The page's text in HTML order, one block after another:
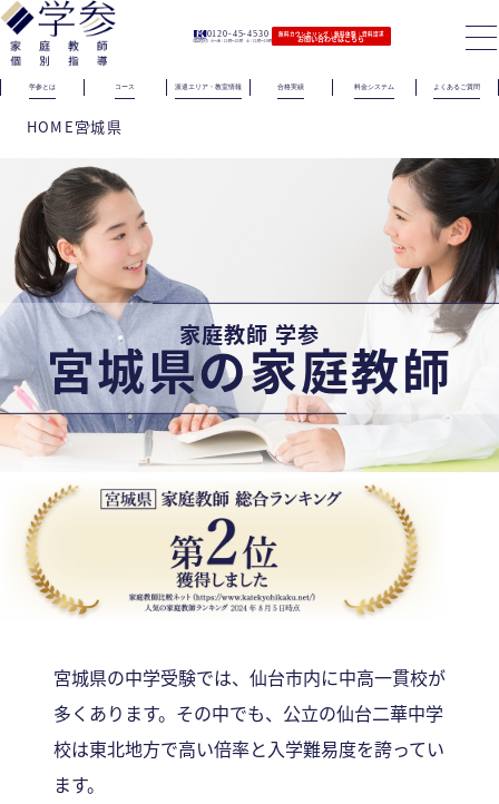
0120-45-4530
（電話受付）火〜金｜11時〜21時 土｜11時〜19時
無料カウンセリング｜無料体験｜資料請求
お問い合わせはこちら
学参とは コース 派遣エリア・教室情報 合格実績 料金システム よくあるご質問
HOME宮城県
家庭教師 学参
宮城県の家庭教師
宮城県の中学受験では、仙台市内に中高一貫校が
多くあります。その中でも、公立の仙台二華中学
校は東北地方で高い倍率と入学難易度を誇ってい
ます。